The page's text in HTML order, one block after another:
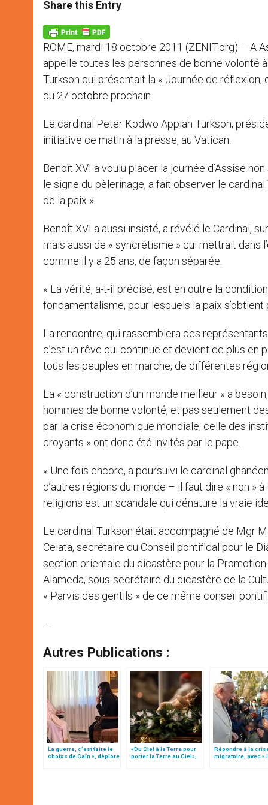
s
p
p
e
g
e
r
b
k
Share this Entry
ROME, mardi 18 octobre 2011 (ZENIT.org) – A
appelle toutes les personnes de bonne volonté
Turkson qui présentait la « Journée de
du 27 octobre prochain.
Le cardinal Peter Kodwo Appiah Turkson,
initiative ce matin à la presse, au Vatican.
Benoît XVI a voulu placer la journée d’Assise
le signe du pèlerinage, a fait observer le
de la paix ».
Benoît XVI a aussi insisté, a révélé le Cardinal,
mais aussi de « syncrétisme » qui mettrait dans
comme il y a 25 ans, de façon séparée.
« La vérité, a-t-il précisé, est en outre la
fondamentalisme, pour lesquels la paix
La rencontre, qui rassemblera des
c’est un rêve qui continue et devient de plus en
tous les peuples en marche, de différentes
La « construction d’un monde meilleur » a
hommes de bonne volonté, et pas seulement
par la crise économique mondiale, celle des
croyants » ont donc été invités par le pape.
« Une fois encore, a poursuivi le cardinal
d’autres régions du monde – il faut dire « non »
religions est un scandale qui dénature la vraie
Le cardinal Turkson était accompagné de Mgr
Celata, secrétaire du Conseil pontifical pour le
section orientale du dicastère pour la
Alameda, sous-secrétaire du dicastère de la
« Parvis des gentils » de ce même conseil
–
Autres Publications :
La guerre, c’est faire le
choix « de Caïn », déplore
«Du Ciel à la Terre pour
porter la Terre au Ciel»,
Répondre à la
migratoire, avec «